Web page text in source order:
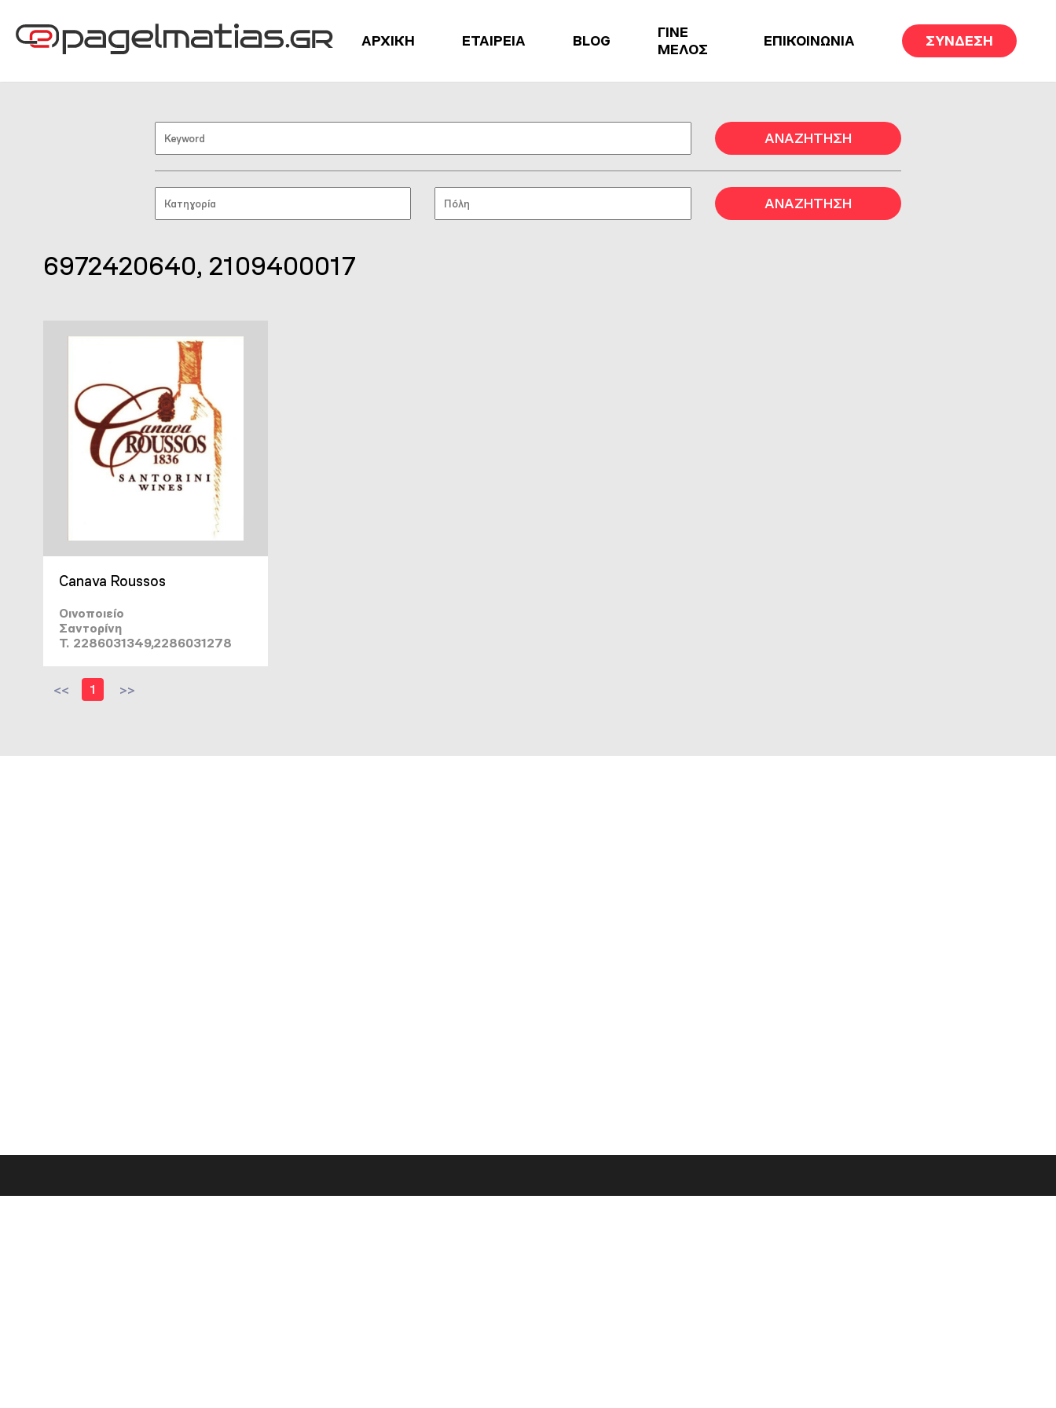
ΑΡΧΙΚΗ ΕΤΑΙΡΕΙΑ BLOG
ΓΙΝΕ
ΜΕΛΟΣ
ΕΠΙΚΟΙΝΩΝΙΑ ΣΥΝΔΕΣΗ
6972420640, 2109400017
Canava Roussos
Οινοποιείο
Σαντορίνη
T. 2286031349,2286031278
<< 1 >>